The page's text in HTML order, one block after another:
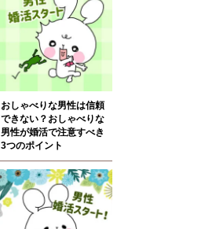
おしゃべりな男性は信頼
できない？おしゃべりな
男性が婚活で注意すべき
3つのポイント